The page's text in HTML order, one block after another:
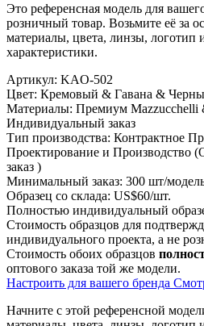
Это референсная модель для
розничный товар. Возьмите её за
материалы, цвета, линзы, логотип
характеристики.
Артикул: KAO-502
Цвет: Кремовый & Гавана &
Материалы: Премиум
Индивидуальный заказ
Тип производства: Контрактное
Проектирование и Производство
заказ )
Минимальный заказ: 300 шт/
Образец со склада: US$60/шт.
Полностью индивидуальный
Стоимость образцов для
индивидуального проекта, а не
Стоимость обоих образцов
оптового заказа той же модели.
Настроить для вашего бренда
Начните с этой референсной